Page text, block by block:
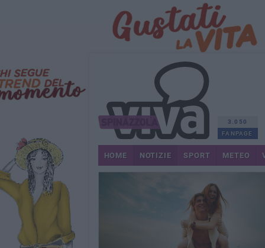
3.050
FANPAGE
HOME NOTIZIE SPORT METEO